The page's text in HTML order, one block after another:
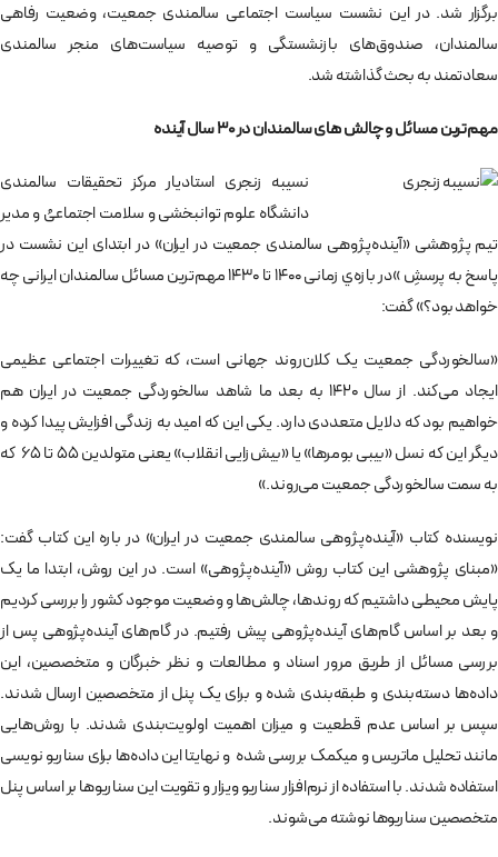
برگزار شد. در این نشست سیاست اجتماعی سالمندی جمعیت، وضعیت رفاهی
سالمندان، صندوق‌های بازنشستگی و توصیه سیاست‌های منجر سالمندی
سعادتمند به بحث گذاشته شد.
مهم‌ترین مسائل و چالش های سالمندان در 30 سال آینده
نسیبه زنجری استادیار مرکز تحقیقات سالمندی
دانشگاه علوم توانبخشی و سلامت اجتماعیُ و مدیر
تیم پژوهشی «آینده‌پژوهی سالمندی جمعیت در ایران» در ابتدای این نشست در
پاسخ به پرسشِ »در بازه‌ي زمانی ۱۴۰۰ تا ۱۴۳۰ مهم‌ترین مسائل سالمندان ایرانی چه
خواهد بود؟» گفت:
«سالخوردگی جمعیت یک کلان‌روند جهانی است، که تغییرات اجتماعی عظیمی
ایجاد می‌کند. از سال 1420 به بعد ما شاهد سالخوردگی جمعیت در ایران هم
خواهیم بود که دلایل متعددی دارد. یکی این که امید به زندگی افزایش پیدا کرده و
دیگر این که نسل «بیبی بومرها» یا «بیش‌زایی انقلاب» یعنی متولدین 55 تا 65 که
به سمت سالخوردگی جمعیت می‌روند.»
نویسنده کتاب «آینده‌پژوهی سالمندی جمعیت در ایران» در باره این کتاب گفت:
«مبنای پژوهشی این کتاب روش «آینده‌پژوهی» است. در این روش، ابتدا ما یک
پایش محیطی داشتیم که روندها، چالش‌ها و وضعیت موجود کشور را بررسی کردیم
و بعد بر اساس گام‌های آینده‌پژوهی پیش رفتیم. در گام‌های آینده‌پژوهی پس از
بررسی مسائل از طریق مرور اسناد و مطالعات و نظر خبرگان و متخصصین، این
داده‌ها دسته‌بندی و طبقه‌بندی شده و برای یک پنل از متخصصین ارسال شدند.
سپس بر اساس عدم قطعیت و میزان اهمیت اولویت‌بندی شدند. با روش‌هایی
مانند تحلیل ماتریس و میکمک بررسی شده و نهایتا این داده‌ها برای سناریو نویسی
استفاده شدند. با استفاده از نرم‌افزار سناریو ویزار و تقویت این سناریوها بر اساس پنل
متخصصین سناریوها نوشته می‌شوند.